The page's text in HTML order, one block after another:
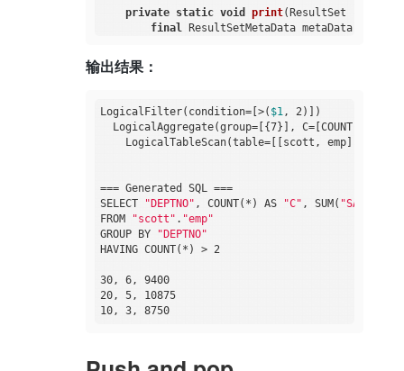
private static void print(ResultSet
final ResultSetMetaData metaData =
if (i < columnCount) {
                    System.out.print(
", "
                }
else
{
                    System.out.println();
                }
            }
        }
    }
static
SqlDialect dialect =
        RelToSqlConverter converter =
SqlNode sqlNode =
String generatedSql =
    }
输出结果：
LogicalFilter(condition=[>( $1, 2)])
LogicalAggregate(group=[{7}], C=[COUNT()],
    LogicalTableScan(table=[[scott, emp]])
=== Generated SQL ===
SELECT
"DEPTNO" , COUNT(*) AS "C" , SUM( "SAL"
FROM
"scott" . "emp"
GROUP BY
"DEPTNO"
HAVING COUNT(*) > 2
30, 6, 9400
20, 5, 10875
10, 3, 8750